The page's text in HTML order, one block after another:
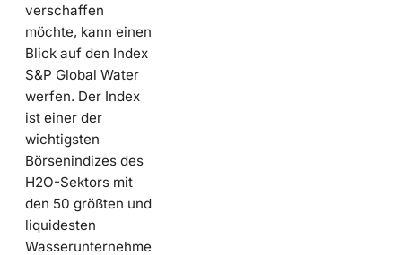
verschaffen
möchte, kann einen
Blick auf den Index
S&P Global Water
werfen. Der Index
ist einer der
wichtigsten
Börsenindizes des
H2O-Sektors mit
den 50 größten und
liquidesten
Wasserunternehme